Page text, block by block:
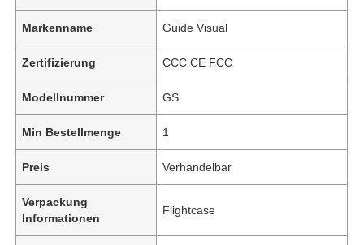
Markenname Guide Visual
Zertifizierung CCC CE FCC
Modellnummer GS
Min Bestellmenge 1
Preis Verhandelbar
Verpackung
Informationen
Flightcase